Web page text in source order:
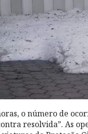
o número de
resolvida”. As